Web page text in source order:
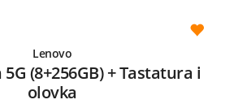
Lenovo
(8+256GB) + Tastatura i
olovka